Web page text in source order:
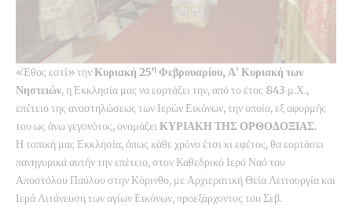
«Έθος εστί» τηνΚυριακή 25η Φεβρουαρίου, Α’ Κυριακή των
Νηστειών, η Εκκλησία μας να εορτάζει την, από το έτος 843 μ.Χ.,
επέτειο της αναστηλώσεως των Ιερών Εικόνων, την οποία, εξ αφορμής
του ως άνω γεγονότος, ονομάζειΚΥΡΙΑΚΗ ΤΗΣ ΟΡΘΟΔΟΞΙΑΣ.
Η τοπική μας Εκκλησία, όπως κάθε χρόνο έτσι κι εφέτος, θα εορτάσει
πανηγυρικά αυτήν την επέτειο, στον Καθεδρικό Ιερό Ναό του
Αποστόλου Παύλου στην Κόρινθο, με Αρχιερατική Θεία Λειτουργία και
Ιερά Λιτάνευση των αγίων Εικόνων, προεξάρχοντος του Σεβ.